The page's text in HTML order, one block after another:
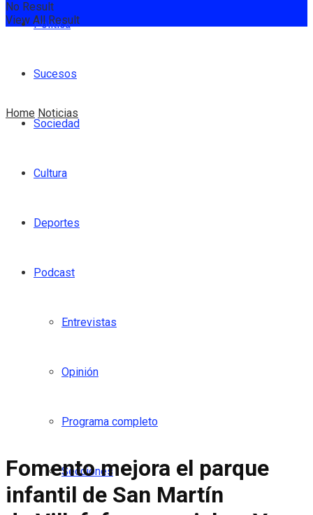
Política
Sucesos
Sociedad
Cultura
Deportes
Podcast
Entrevistas
Opinión
Programa completo
Secciones
No Result
View All Result
Home Noticias
Fomento mejora el parque
infantil de San Martín